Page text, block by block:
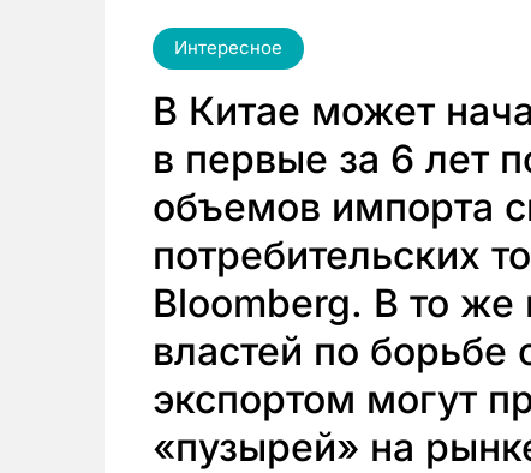
Интересное
В Китае может
в первые за 6 лет
объемов импорта
потребительских
Bloomberg. В то же
властей по
экспортом могут
«пузырей» на